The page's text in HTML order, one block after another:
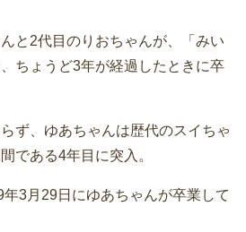
と2代目のりおちゃんが、「みい
ちょうど3年が経過したときに卒
ず、ゆあちゃんは歴代のスイちゃ
である4年目に突入。
3月29日にゆあちゃんが卒業して